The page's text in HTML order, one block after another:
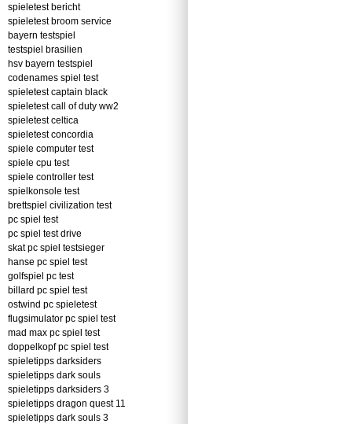
spieletest bericht
spieletest broom service
bayern testspiel
testspiel brasilien
hsv bayern testspiel
codenames spiel test
spieletest captain black
spieletest call of duty ww2
spieletest celtica
spieletest concordia
spiele computer test
spiele cpu test
spiele controller test
spielkonsole test
brettspiel civilization test
pc spiel test
pc spiel test drive
skat pc spiel testsieger
hanse pc spiel test
golfspiel pc test
billard pc spiel test
ostwind pc spieletest
flugsimulator pc spiel test
mad max pc spiel test
doppelkopf pc spiel test
spieletipps darksiders
spieletipps dark souls
spieletipps darksiders 3
spieletipps dragon quest 11
spieletipps dark souls 3